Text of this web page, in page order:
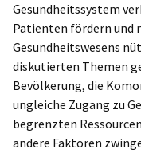
Gesundheitssystem
Patienten fördern und
Gesundheitswesens
diskutierten Themen
Bevölkerung, die
ungleiche Zugang zu
begrenzten
andere Faktoren